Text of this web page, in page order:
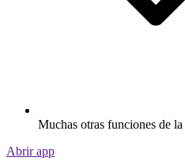
Muchas otras funciones de la
Abrir app